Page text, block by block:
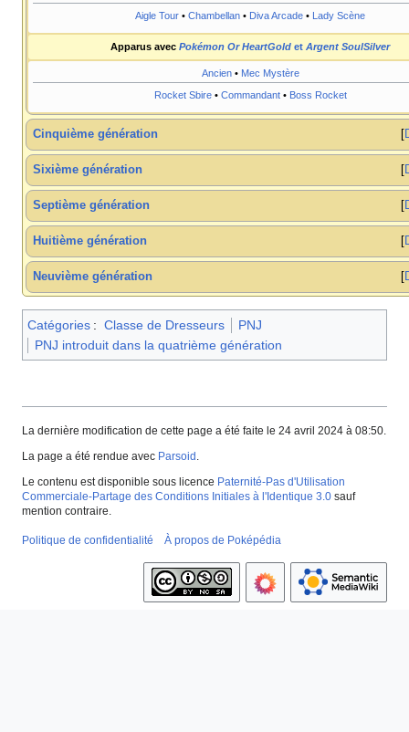
Aigle Tour • Chambellan • Diva Arcade • Lady Scène
Apparus avec Pokémon Or HeartGold et Argent SoulSilver
Ancien• Mec Mystère
Rocket Sbire• Commandant• Boss Rocket
Cinquième génération
Sixième génération
Septième génération
Huitième génération
Neuvième génération
Catégories : Classe de Dresseurs
PNJ
PNJ introduit dans la quatrième génération
La dernière modification de cette page a été faite le 24 avril 2024 à 08:50.
La page a été rendue avec Parsoid .
Le contenu est disponible sous licence Paternité-Pas d'Utilisation
Commerciale-Partage des Conditions Initiales à l'Identique 3.0 sauf
mention contraire.
Politique de confidentialité À propos de Poképédia